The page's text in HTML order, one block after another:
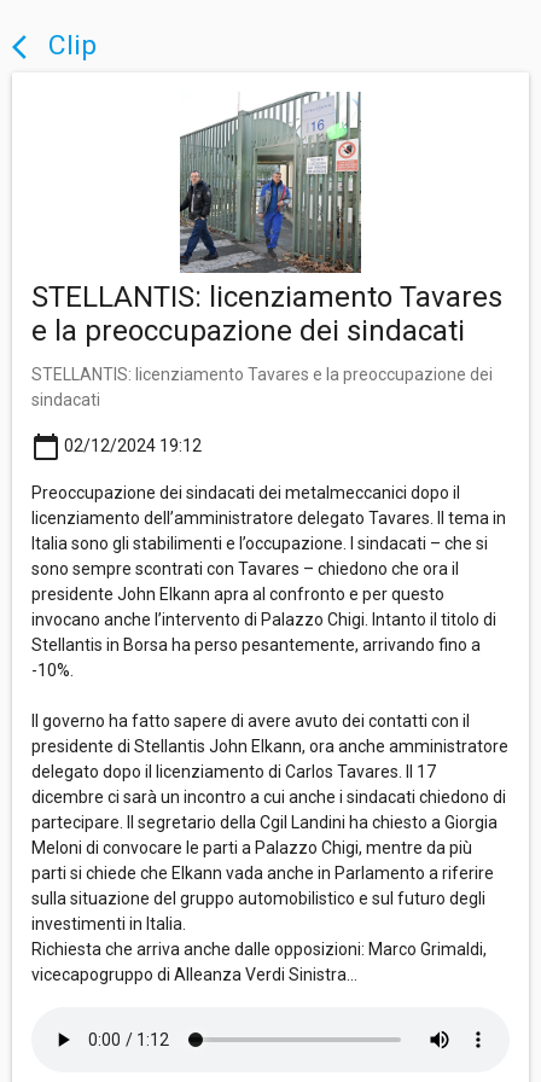
arrow_back_ios Clip
STELLANTIS: licenziamento Tavares
e la preoccupazione dei sindacati
STELLANTIS: licenziamento Tavares e la preoccupazione dei
sindacati
calendar_today 02/12/2024 19:12
Preoccupazione dei sindacati dei metalmeccanici dopo il
licenziamento dell’amministratore delegato Tavares. Il tema in
Italia sono gli stabilimenti e l’occupazione. I sindacati – che si
sono sempre scontrati con Tavares – chiedono che ora il
presidente John Elkann apra al confronto e per questo
invocano anche l’intervento di Palazzo Chigi. Intanto il titolo di
Stellantis in Borsa ha perso pesantemente, arrivando fino a
-10%.
Il governo ha fatto sapere di avere avuto dei contatti con il
presidente di Stellantis John Elkann, ora anche amministratore
delegato dopo il licenziamento di Carlos Tavares. Il 17
dicembre ci sarà un incontro a cui anche i sindacati chiedono di
partecipare. Il segretario della Cgil Landini ha chiesto a Giorgia
Meloni di convocare le parti a Palazzo Chigi, mentre da più
parti si chiede che Elkann vada anche in Parlamento a riferire
sulla situazione del gruppo automobilistico e sul futuro degli
investimenti in Italia.
Richiesta che arriva anche dalle opposizioni: Marco Grimaldi,
vicecapogruppo di Alleanza Verdi Sinistra...